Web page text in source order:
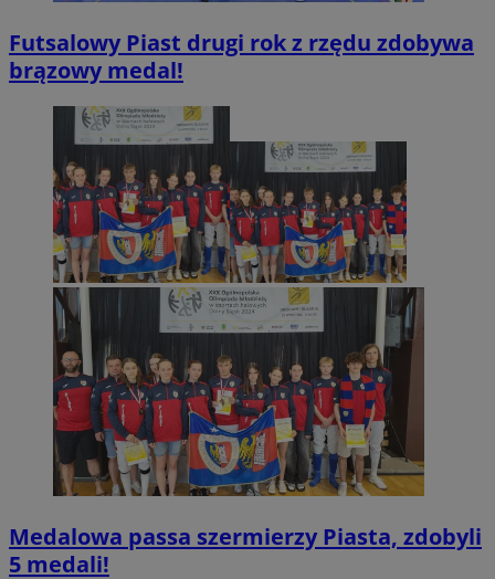
Futsalowy Piast drugi rok z rzędu zdobywa
brązowy medal!
Medalowa passa szermierzy Piasta, zdobyli
5 medali!